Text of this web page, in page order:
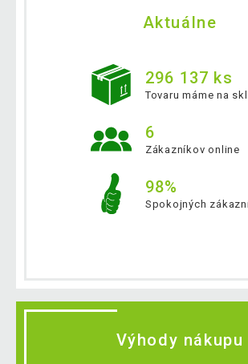
Aktuálne
296 137 ks
Tovaru máme na
6
Zákazníkov online
98%
Spokojných
Výhody nákupu